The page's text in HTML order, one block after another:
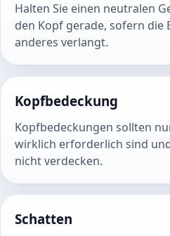
Halten Sie einen neutralen
den Kopf gerade, sofern die
anderes verlangt.
Kopfbedeckung
Kopfbedeckungen sollten
wirklich erforderlich sind
nicht verdecken.
Schatten